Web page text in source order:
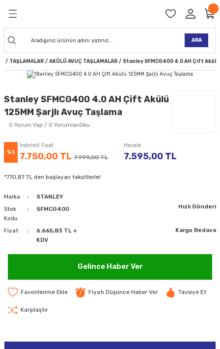
MAKİNELERİ
MAKİNELERİ
ARA
TAŞLAMALAR AKÜLÜ AVUÇ TAŞLAMALAR Stanley ‎SFMCG400 4.0 AH Çift Akülü
Stanley ‎SFMCG400 4.0 AH Çift Akülü
125MM Şarjlı Avuç Taşlama
0 Yorum Yap / 0 YorumlarıOku
%3
İndirimli Fiyat
7.750,00 TL 7.999,00 TL
Havale
7.595,00 TL
*770,87 TL den başlayan taksitlerle!
Marka
STANLEY
Stok
Kodu
SFMCG400
Fiyat
6.665,83 TL +
KDV
Hızlı Gönderi
Kargo Bedava
Gelince Haber Ver
Fiyatı Düşünce Haber Ver Tavsiye Et
Karşılaştır